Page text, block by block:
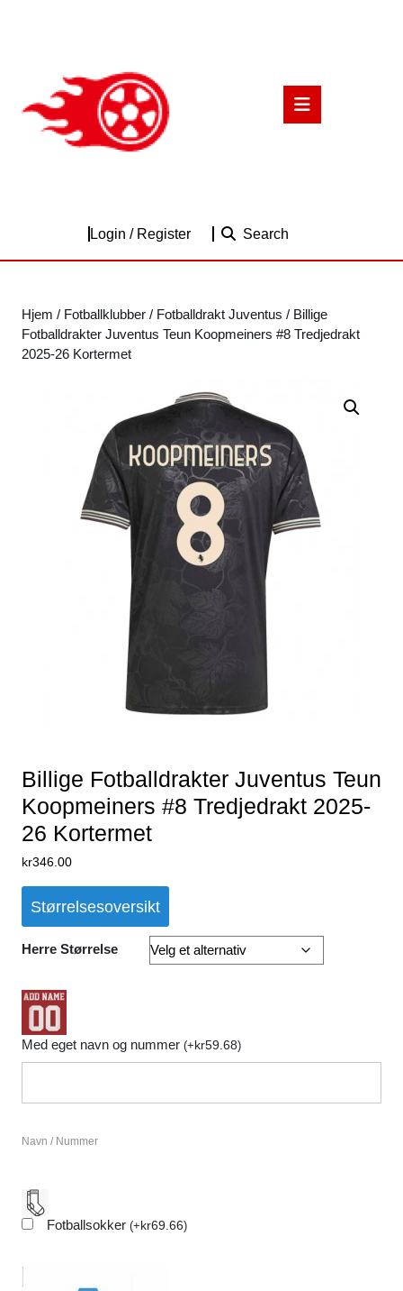
Login / RegisterLogin
Search
Hjem / Fotballklubber / Fotballdrakt Juventus / Billige
Fotballdrakter Juventus Teun Koopmeiners #8 Tredjedrakt
2025-26 Kortermet
Billige Fotballdrakter Juventus Teun
Koopmeiners #8 Tredjedrakt 2025-
26 Kortermet
kr346.00
Størrelsesoversikt
Herre Størrelse
Med eget navn og nummer (+kr59.68)
Navn / Nummer
Fotballsokker (+kr69.66)